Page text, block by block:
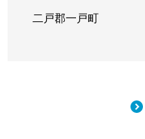
二戸郡一戸町